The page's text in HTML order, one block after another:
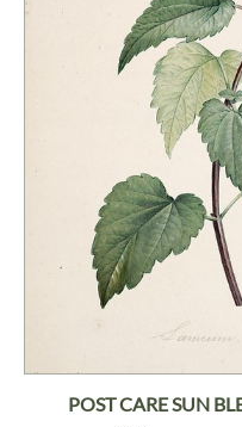
POST CARE SUN